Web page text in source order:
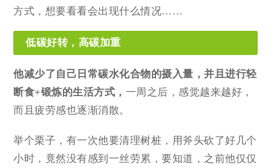
方式，想要看看会出现什么情况……
低碳好转，高碳加重
他减少了自己日常碳水化合物的摄入量，并且进行轻
断食+锻炼的生活方式， 一周之后，感觉越来越好，
而且疲劳感也逐渐消散。
举个栗子，有一次他要清理树桩，用斧头砍了好几个
小时，竟然没有感到一丝劳累，要知道，之前他仅仅